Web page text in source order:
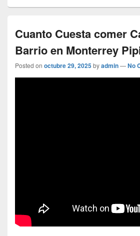
Cuanto Cuesta comer
Barrio en Monterrey
Posted on octubre 29, 2025byadmin—No